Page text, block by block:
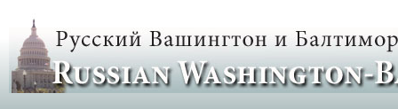
Russian
Washington
Baltimore